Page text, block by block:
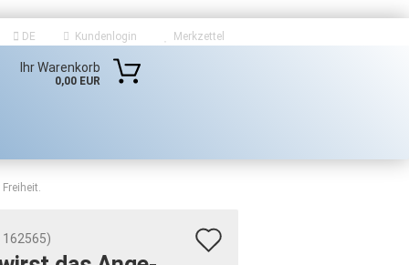
DE Kundenlogin Merkzettel
Ihr Warenkorb
0,00 EUR
162565)